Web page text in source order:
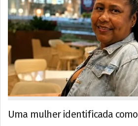
Uma mulher identificada como